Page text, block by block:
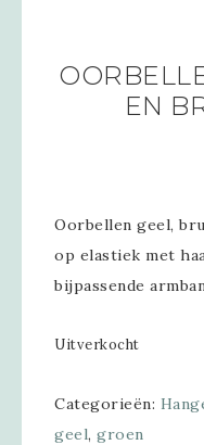
EN
Oorbellen geel,
op elastiek met
bijpassende
Uitverkocht
Categorieën:
geel, groen